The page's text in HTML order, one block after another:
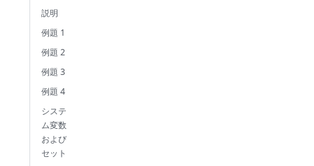
説明
例題 1
例題 2
例題 3
例題 4
システ
ム変数
および
セット